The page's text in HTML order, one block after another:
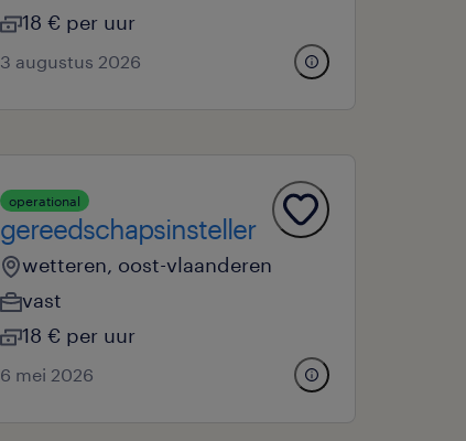
18 € per uur
3 augustus 2026
operational
gereedschapsinsteller
wetteren, oost-vlaanderen
vast
18 € per uur
6 mei 2026